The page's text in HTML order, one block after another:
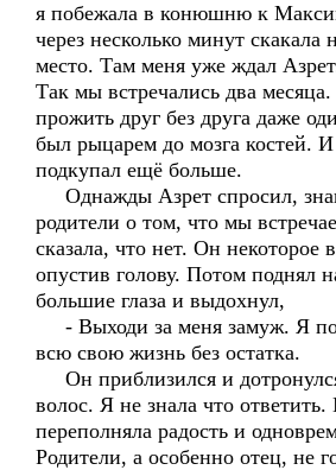
я побежала в конюшню к
через несколько минут скакала
место. Там меня уже ждал
Так мы встречались два
прожить друг без друга даже
был рыцарем до мозга костей.
подкупал ещё больше.
Однажды Азрет спросил,
родители о том, что мы
сказала, что нет. Он некоторое
опустив голову. Потом поднял
большие глаза и выдохнул,
- Выходи за меня замуж. Я
всю свою жизнь без остатка.
Он приблизился и
волос. Я не знала что
переполняла радость и
Родители, а особенно отец, не